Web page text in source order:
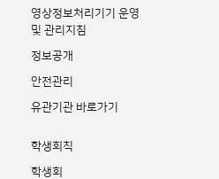
영상정보처리기기 운영
및 관리지침
정보공개
안전관리
유관기관 바로가기
학생회칙
학생회